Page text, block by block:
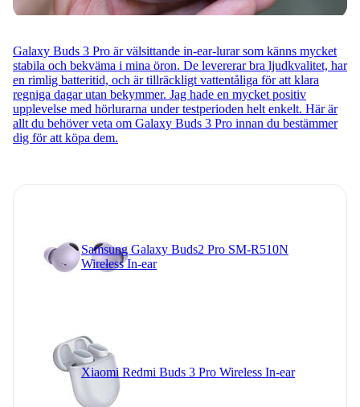
Galaxy Buds 3 Pro är välsittande in-ear-lurar som känns mycket
stabila och bekväma i mina öron. De levererar bra ljudkvalitet, har
en rimlig batteritid, och är tillräckligt vattentåliga för att klara
regniga dagar utan bekymmer. Jag hade en mycket positiv
upplevelse med hörlurarna under testperioden helt enkelt. Här är
allt du behöver veta om Galaxy Buds 3 Pro innan du bestämmer
dig för att köpa dem.
Samsung Galaxy Buds2 Pro SM-R510N
Wireless In-ear
Xiaomi Redmi Buds 3 Pro Wireless In-ear